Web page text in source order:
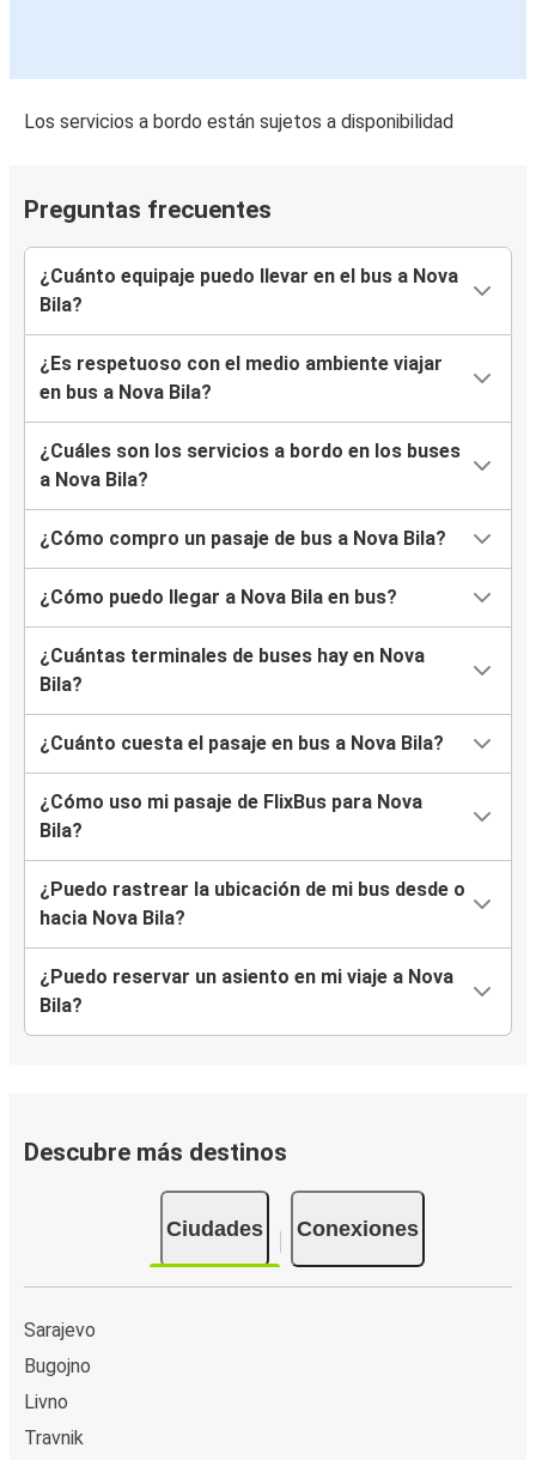
Los servicios a bordo están sujetos a disponibilidad
Preguntas frecuentes
¿Cuánto equipaje puedo llevar en el bus a Nova
Bila?
¿Es respetuoso con el medio ambiente viajar
en bus a Nova Bila?
¿Cuáles son los servicios a bordo en los buses
a Nova Bila?
¿Cómo compro un pasaje de bus a Nova Bila?
¿Cómo puedo llegar a Nova Bila en bus?
¿Cuántas terminales de buses hay en Nova
Bila?
¿Cuánto cuesta el pasaje en bus a Nova Bila?
¿Cómo uso mi pasaje de FlixBus para Nova
Bila?
¿Puedo rastrear la ubicación de mi bus desde o
hacia Nova Bila?
¿Puedo reservar un asiento en mi viaje a Nova
Bila?
Descubre más destinos
Ciudades Conexiones
Sarajevo
Bugojno
Livno
Travnik